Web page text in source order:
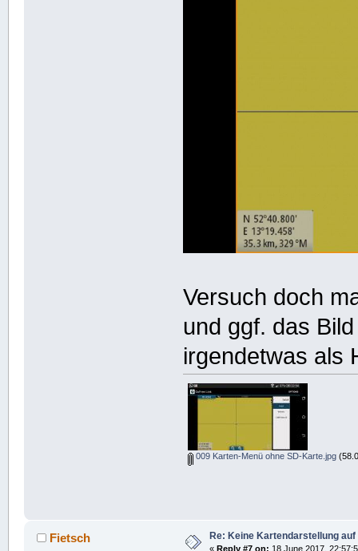
Versuch doch
und ggf. das
irgendetwas als
009 Karten-Menü ohne SD-Karte.jpg
Fietsch Re: Keine Kartendarstellung
« Reply #7 on: 18 June 2017,